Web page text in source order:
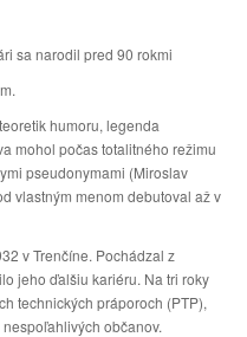
sa narodil pred 90 rokmi
humoru, legenda
mohol počas totalitného režimu
pseudonymami (Miroslav
vlastným menom debutoval až v
v Trenčíne. Pochádzal z
jeho ďalšiu kariéru. Na tri roky
technických práporoch (PTP),
občanov.